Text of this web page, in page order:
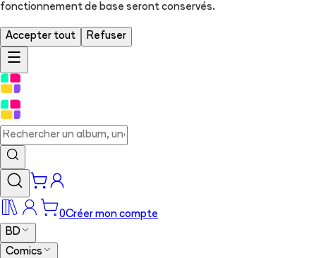
fonctionnement de base seront conservés.
Accepter tout Refuser
0Créer mon compte
BD
Comics